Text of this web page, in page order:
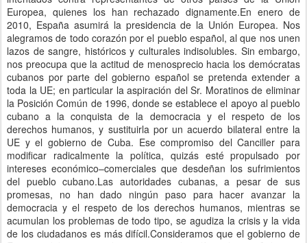
Europea, quienes los han rechazado dignamente.En enero de
2010, España asumirá la presidencia de la Unión Europea. Nos
alegramos de todo corazón por el pueblo español, al que nos unen
lazos de sangre, históricos y culturales indisolubles. Sin embargo,
nos preocupa que la actitud de menosprecio hacia los demócratas
cubanos por parte del gobierno español se pretenda extender a
toda la UE; en particular la aspiración del Sr. Moratinos de eliminar
la Posición Común de 1996, donde se establece el apoyo al pueblo
cubano a la conquista de la democracia y el respeto de los
derechos humanos, y sustituirla por un acuerdo bilateral entre la
UE y el gobierno de Cuba. Ese compromiso del Canciller para
modificar radicalmente la política, quizás esté propulsado por
intereses económico–comerciales que desdeñan los sufrimientos
del pueblo cubano.Las autoridades cubanas, a pesar de sus
promesas, no han dado ningún paso para hacer avanzar la
democracia y el respeto de los derechos humanos, mientras se
acumulan los problemas de todo tipo, se agudiza la crisis y la vida
de los ciudadanos es más difícil.Consideramos que el gobierno de